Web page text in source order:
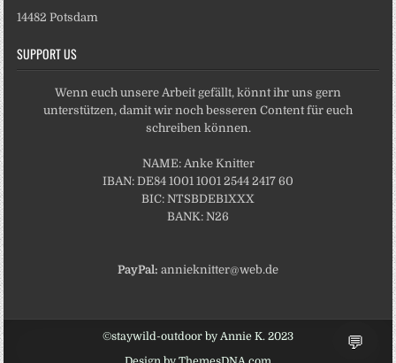
💬
14482 Potsdam
SUPPORT US
Wenn euch unsere Arbeit gefällt, könnt ihr uns gern
unterstützen, damit wir noch besseren Content für euch
schreiben können.
NAME: Anke Knitter
IBAN: DE84 1001 1001 2544 2417 60
BIC: NTSBDEB1XXX
BANK: N26
PayPal: annieknitter@web.de
©staywild-outdoor by Annie K. 2023